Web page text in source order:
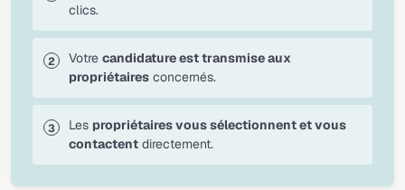
clics.
Votre candidature est transmise aux
propriétaires concernés.
Les propriétaires vous sélectionnent et vous
contactent directement.